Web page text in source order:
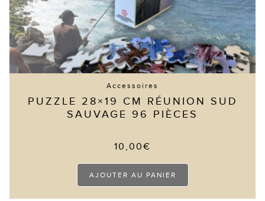
Accessoires
PUZZLE 28×19 CM RÉUNION SUD
SAUVAGE 96 PIÈCES
10,00€
AJOUTER AU PANIER